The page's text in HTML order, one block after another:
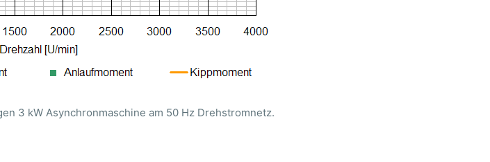
3 kW Asynchronmaschine am 50 Hz Drehstromnetz.